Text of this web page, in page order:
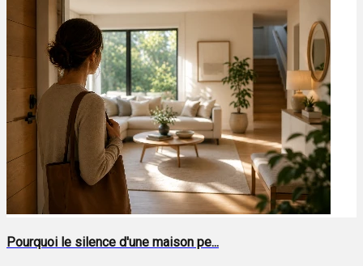
Pourquoi le silence d'une maison pe...